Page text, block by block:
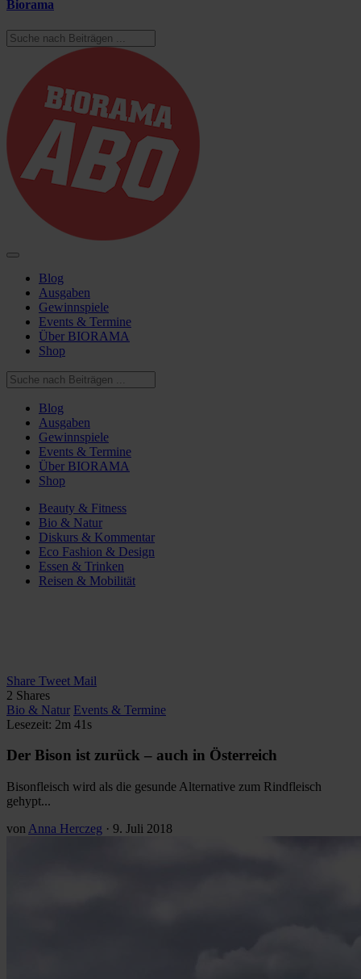
Biorama
Blog
Ausgaben
Gewinnspiele
Events & Termine
Über BIORAMA
Shop
Blog
Ausgaben
Gewinnspiele
Events & Termine
Über BIORAMA
Shop
Beauty & Fitness
Bio & Natur
Diskurs & Kommentar
Eco Fashion & Design
Essen & Trinken
Reisen & Mobilität
Share Tweet Mail
2 Shares
Bio & Natur Events & Termine
Lesezeit: 2m 41s
Der Bison ist zurück – auch in Österreich
Bisonfleisch wird als die gesunde Alternative zum Rindfleisch
gehypt...
von Anna Herczeg · 9. Juli 2018